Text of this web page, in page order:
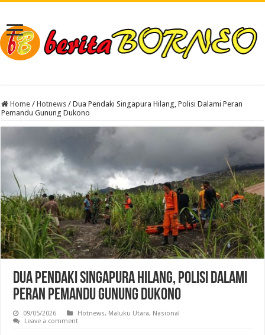
Home / Hotnews / Dua Pendaki Singapura Hilang, Polisi Dalami Peran
Pemandu Gunung Dukono
Dua Pendaki Singapura Hilang, Polisi Dalami
Peran Pemandu Gunung Dukono
09/05/2026 Hotnews, Maluku Utara, Nasional
Leave a comment